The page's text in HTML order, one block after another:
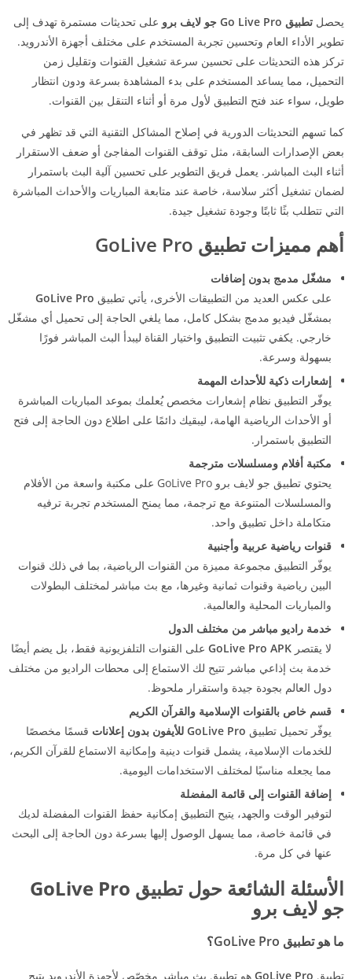
يحصل تطبيق Go Live Pro جو لايف برو
على تحديثات مستمرة تهدف إلى
تطوير الأداء العام وتحسين تجربة المستخدم على مختلف أجهزة الأندرويد.
تركز هذه التحديثات على تحسين سرعة تشغيل القنوات وتقليل زمن
التحميل، مما يساعد المستخدم على بدء المشاهدة بسرعة ودون انتظار
طويل، سواء عند فتح التطبيق لأول مرة أو أثناء التنقل بين القنوات.
كما تسهم التحديثات الدورية في إصلاح المشاكل التقنية التي قد تظهر في
بعض الإصدارات السابقة، مثل توقف القنوات المفاجئ أو ضعف الاستقرار
أثناء البث المباشر. يعمل فريق التطوير على تحسين آلية البث باستمرار
لضمان تشغيل أكثر سلاسة، خاصة عند متابعة المباريات والأحداث المباشرة
التي تتطلب بثًا ثابتًا وجودة تشغيل جيدة.
أهم مميزات تطبيق GoLive Pro
مشغّل مدمج بدون إضافات
على عكس العديد من التطبيقات الأخرى، يأتي تطبيق GoLive Pro
بمشغّل فيديو مدمج بشكل كامل، مما يلغي الحاجة إلى تحميل أي مشغّل
خارجي. يكفي تثبيت التطبيق واختيار القناة ليبدأ البث المباشر فورًا
بسهولة وسرعة.
إشعارات ذكية للأحداث المهمة
يوفّر التطبيق نظام إشعارات مخصص يُعلمك بموعد المباريات المباشرة
أو الأحداث الرياضية الهامة، ليبقيك دائمًا على اطلاع دون الحاجة إلى فتح
التطبيق باستمرار.
مكتبة أفلام ومسلسلات مترجمة
يحتوي تطبيق جو لايف برو GoLive Pro على مكتبة واسعة من الأفلام
والمسلسلات المتنوعة مع ترجمة، مما يمنح المستخدم تجربة ترفيه
متكاملة داخل تطبيق واحد.
قنوات رياضية عربية وأجنبية
يوفّر التطبيق مجموعة مميزة من القنوات الرياضية، بما في ذلك قنوات
البين رياضية وقنوات ثمانية وغيرها، مع بث مباشر لمختلف البطولات
والمباريات المحلية والعالمية.
خدمة راديو مباشر من مختلف الدول
لا يقتصر GoLive Pro APK على القنوات التلفزيونية فقط، بل يضم أيضًا
خدمة بث إذاعي مباشر تتيح لك الاستماع إلى محطات الراديو من مختلف
دول العالم بجودة جيدة واستقرار ملحوظ.
قسم خاص بالقنوات الإسلامية والقرآن الكريم
يوفّر تحميل تطبيق GoLive Pro للأيفون بدون إعلانات قسمًا مخصصًا
للخدمات الإسلامية، يشمل قنوات دينية وإمكانية الاستماع للقرآن الكريم،
مما يجعله مناسبًا لمختلف الاستخدامات اليومية.
إضافة القنوات إلى قائمة المفضلة
لتوفير الوقت والجهد، يتيح التطبيق إمكانية حفظ القنوات المفضلة لديك
في قائمة خاصة، مما يسهل الوصول إليها بسرعة دون الحاجة إلى البحث
عنها في كل مرة.
الأسئلة الشائعة حول تطبيق GoLive Pro
جو لايف برو
ما هو تطبيق GoLive Pro؟
تطبيق GoLive Pro هو تطبيق بث مباشر مخصّص لأجهزة الأندرويد يتيح